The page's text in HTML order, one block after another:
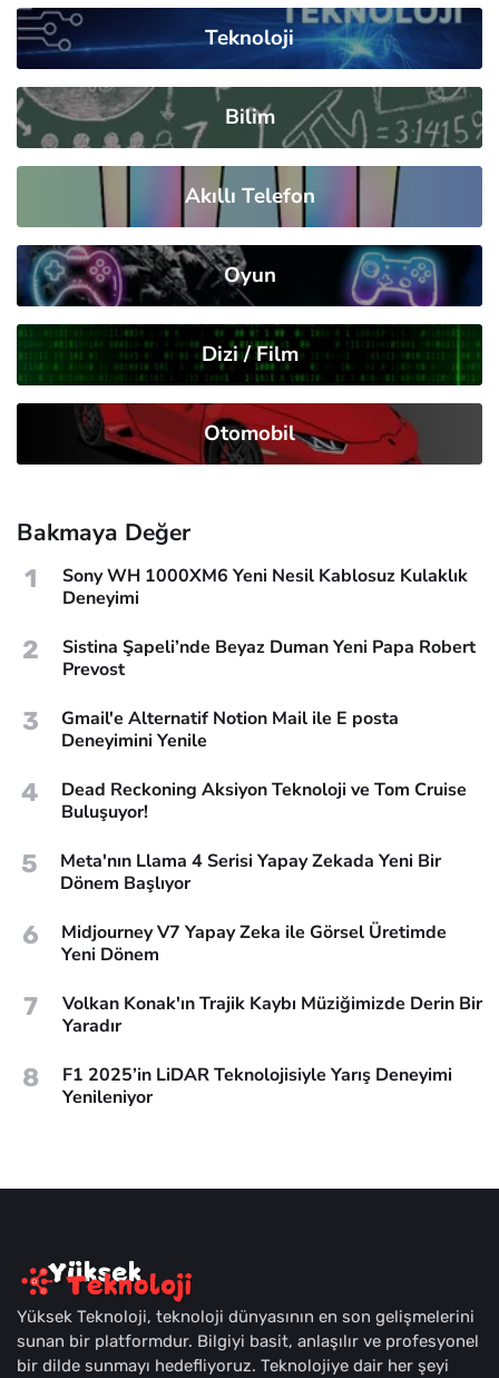
Teknoloji
Bilim
Akıllı Telefon
Oyun
Dizi / Film
Otomobil
Bakmaya Değer
1
Sony WH 1000XM6 Yeni Nesil Kablosuz Kulaklık
Deneyimi
2
Sistina Şapeli’nde Beyaz Duman Yeni Papa Robert
Prevost
3
Gmail'e Alternatif Notion Mail ile E posta
Deneyimini Yenile
4
Dead Reckoning Aksiyon Teknoloji ve Tom Cruise
Buluşuyor!
5
Meta'nın Llama 4 Serisi Yapay Zekada Yeni Bir
Dönem Başlıyor
6
Midjourney V7 Yapay Zeka ile Görsel Üretimde
Yeni Dönem
7
Volkan Konak'ın Trajik Kaybı Müziğimizde Derin Bir
Yaradır
8
F1 2025’in LiDAR Teknolojisiyle Yarış Deneyimi
Yenileniyor
Yüksek Teknoloji, teknoloji dünyasının en son gelişmelerini
sunan bir platformdur. Bilgiyi basit, anlaşılır ve profesyonel
bir dilde sunmayı hedefliyoruz. Teknolojiye dair her şeyi